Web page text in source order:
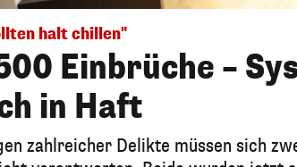
halt chillen"
Einbrüche –
in Haft
zahlreicher Delikte müssen sich